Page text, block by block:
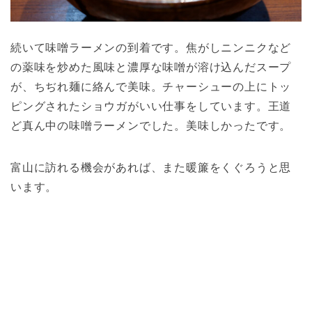
続いて味噌ラーメンの到着です。焦がしニンニクなど
の薬味を炒めた風味と濃厚な味噌が溶け込んだスープ
が、ちぢれ麺に絡んで美味。チャーシューの上にトッ
ピングされたショウガがいい仕事をしています。王道
ど真ん中の味噌ラーメンでした。美味しかったです。
富山に訪れる機会があれば、また暖簾をくぐろうと思
います。